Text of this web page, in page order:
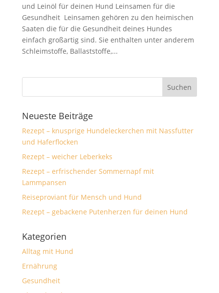
und Leinöl für deinen Hund Leinsamen für die
Gesundheit Leinsamen gehören zu den heimischen
Saaten die für die Gesundheit deines Hundes
einfach großartig sind. Sie enthalten unter anderem
Schleimstoffe, Ballaststoffe,...
Neueste Beiträge
Rezept – knusprige Hundeleckerchen mit Nassfutter
und Haferflocken
Rezept – weicher Leberkeks
Rezept – erfrischender Sommernapf mit
Lammpansen
Reiseproviant für Mensch und Hund
Rezept – gebackene Putenherzen für deinen Hund
Kategorien
Alltag mit Hund
Ernährung
Gesundheit